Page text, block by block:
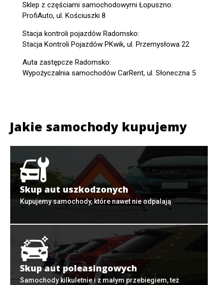
Sklep z częściami samochodowymi Łopuszno:
ProfiAuto, ul. Kościuszki 8
Stacja kontroli pojazdów Radomsko:
Stacja Kontroli Pojazdów PKwik, ul. Przemysłowa 22
Auta zastępcze Radomsko:
Wypożyczalnia samochodów CarRent, ul. Słoneczna 5
Jakie samochody kupujemy
Skup aut uszkodzonych
Kupujemy samochody, które nawet nie odpalają.
Skup aut poleasingowych
Samochody kilkuletnie i z małym przebiegiem, też